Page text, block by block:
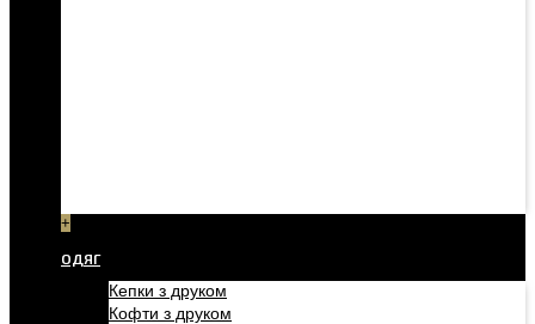
+
ОДЯГ
Кепки з друком
Кофти з друком